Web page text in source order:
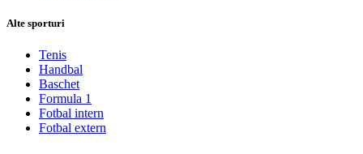
Alte sporturi
Tenis
Handbal
Baschet
Formula 1
Fotbal intern
Fotbal extern